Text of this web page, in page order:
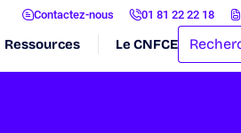
Contactez-nous 01 81 22 22 18
Ressources Le CNFCE